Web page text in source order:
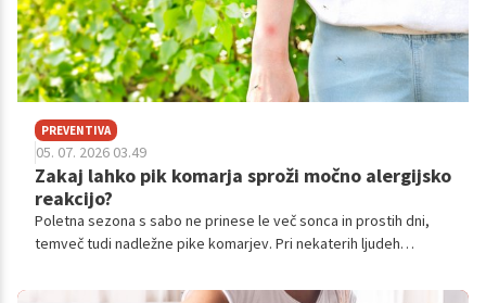
PREVENTIVA
05. 07. 2026 03.49
Zakaj lahko pik komarja sproži močno alergijsko
reakcijo?
Poletna sezona s sabo ne prinese le več sonca in prostih dni,
temveč tudi nadležne pike komarjev. Pri nekaterih ljudeh
velikimi, srbečimi in celo bolečimi rdečimi madeži.